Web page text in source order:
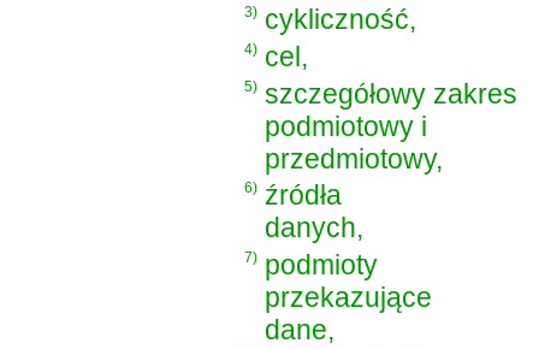
3) cykliczność,
4) cel,
5) szczegółowy zakres
podmiotowy i
przedmiotowy,
6) źródła
danych,
7) podmioty
przekazujące
dane,